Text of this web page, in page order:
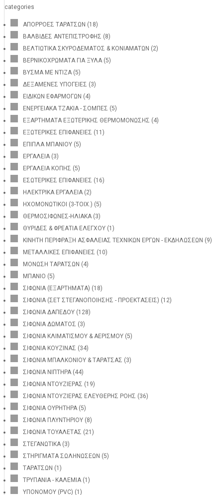
categories
ΑΠΟΡΡΟΕΣ ΤΑΡΑΤΣΩΝ (18)
ΒΑΛΒΙΔΕΣ ΑΝΤΕΠΙΣΤΡΟΦΗΣ (8)
ΒΕΛΤΙΩΤΙΚΑ ΣΚΥΡΟΔΕΜΑΤΟΣ & ΚΟΝΙΑΜΑΤΩΝ (2)
ΒΕΡΝΙΚΟΧΡΩΜΑΤΑ ΓΙΑ ΞΥΛΑ (5)
ΒΥΣΜΑ ΜΕ ΝΤΙΖΑ (5)
ΔΕΞΑΜΕΝΕΣ ΥΠΟΓΕΙΕΣ (3)
ΕΙΔΙΚΩΝ ΕΦΑΡΜΟΓΩΝ (4)
ΕΝΕΡΓΕΙΑΚΑ ΤΖΑΚΙΑ - ΣΟΜΠΕΣ (5)
ΕΞΑΡΤΗΜΑΤΑ ΕΞΩΤΕΡΙΚΗΣ ΘΕΡΜΟΜΟΝΩΣΗΣ (4)
ΕΞΩΤΕΡΙΚΕΣ ΕΠΙΦΑΝΕΙΕΣ (11)
ΕΠΙΠΛΑ ΜΠΑΝΙΟΥ (5)
ΕΡΓΑΛΕΙΑ (3)
ΕΡΓΑΛΕΙΑ ΚΟΠΗΣ (5)
ΕΣΩΤΕΡΙΚΕΣ ΕΠΙΦΑΝΕΙΕΣ (16)
ΗΛΕΚΤΡΙΚΑ ΕΡΓΑΛΕΙΑ (2)
ΗΧΟΜΟΝΩΤΙΚΟΙ (3-ΤΟΙΧ.) (5)
ΘΕΡΜΟΣΙΦΩΝΕΣ-ΗΛΙΑΚΑ (3)
ΘΥΡΙΔΕΣ & ΦΡΕΑΤΙΑ ΕΛΕΓΧΟΥ (1)
ΚΙΝΗΤΗ ΠΕΡΙΦΡΑΞΗ ΑΣΦΑΛΕΙΑΣ ΤΕΧΝΙΚΩΝ ΕΡΓΩΝ - ΕΚΔΗΛΩΣΕΩΝ (9)
ΜΕΤΑΛΛΙΚΕΣ ΕΠΙΦΑΝΕΙΕΣ (10)
ΜΟΝΩΣΗ ΤΑΡΑΤΣΩΝ (4)
ΜΠΑΝΙΟ (5)
ΣΙΦΩΝΙΑ (ΕΞΑΡΤΗΜΑΤΑ) (18)
ΣΙΦΩΝΙΑ (ΣΕΤ ΣΤΕΓΑΝΟΠΟΙΗΣΗΣ - ΠΡΟΕΚΤΑΣΕΙΣ) (12)
ΣΙΦΩΝΙΑ ΔΑΠΕΔΟΥ (128)
ΣΙΦΩΝΙΑ ΔΩΜΑΤΟΣ (3)
ΣΙΦΩΝΙΑ ΚΛΙΜΑΤΙΣΜΟΥ & ΑΕΡΙΣΜΟΥ (5)
ΣΙΦΩΝΙΑ ΚΟΥΖΙΝΑΣ (34)
ΣΙΦΩΝΙΑ ΜΠΑΛΚΟΝΙΟΥ & ΤΑΡΑΤΣΑΣ (3)
ΣΙΦΩΝΙΑ ΝΙΠΤΗΡΑ (44)
ΣΙΦΩΝΙΑ ΝΤΟΥΖΙΕΡΑΣ (19)
ΣΙΦΩΝΙΑ ΝΤΟΥΖΙΕΡΑΣ ΕΛΕΥΘΕΡΗΣ ΡΟΗΣ (36)
ΣΙΦΩΝΙΑ ΟΥΡΗΤΗΡΑ (5)
ΣΙΦΩΝΙΑ ΠΛΥΝΤΗΡΙΟΥ (8)
ΣΙΦΩΝΙΑ ΤΟΥΑΛΕΤΑΣ (21)
ΣΤΕΓΑΝΩΤΙΚΑ (3)
ΣΤΗΡΙΓΜΑΤΑ ΣΩΛΗΝΩΣΕΩΝ (5)
ΤΑΡΑΤΣΩΝ (1)
ΤΡΥΠΑΝΙΑ - ΚΑΛΕΜΙΑ (1)
ΥΠΟΝΟΜΟΥ (PVC) (1)